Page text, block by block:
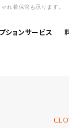
れ着保管も承ります。
ションサービス